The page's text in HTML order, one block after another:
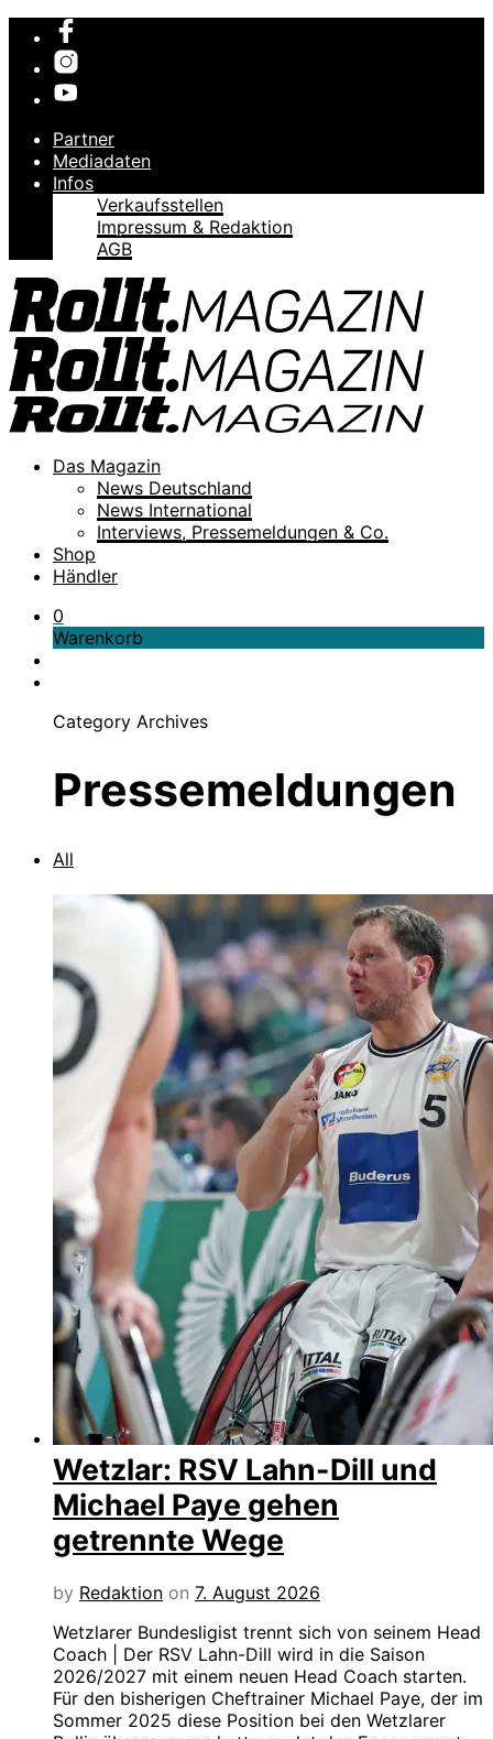
Partner
Mediadaten
Infos
Verkaufsstellen
Impressum & Redaktion
AGB
Das Magazin
News Deutschland
News International
Interviews, Pressemeldungen & Co.
Shop
Händler
0
Warenkorb
Category Archives
Pressemeldungen
All
Wetzlar: RSV Lahn-Dill und
Michael Paye gehen
getrennte Wege
by Redaktion on 7. August 2026
Wetzlarer Bundesligist trennt sich von seinem Head
Coach | Der RSV Lahn-Dill wird in die Saison
2026/2027 mit einem neuen Head Coach starten.
Für den bisherigen Cheftrainer Michael Paye, der im
Sommer 2025 diese Position bei den Wetzlarer